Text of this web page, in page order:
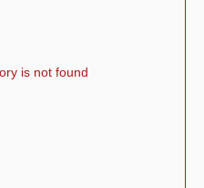
is not found